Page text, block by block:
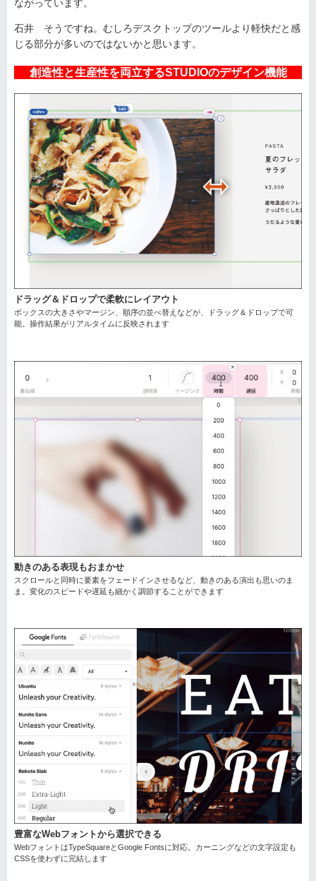
ながっています。
石井 そうですね。むしろデスクトップのツールより軽快だと感
じる部分が多いのではないかと思います。
創造性と生産性を両立するSTUDIOのデザイン機能
ドラッグ＆ドロップで柔軟にレイアウト
ボックスの大きさやマージン、順序の並べ替えなどが、ドラッグ＆ドロップで可
能。操作結果がリアルタイムに反映されます
動きのある表現もおまかせ
スクロールと同時に要素をフェードインさせるなど、動きのある演出も思いのま
ま。変化のスピードや遅延も細かく調節することができます
豊富なWebフォントから選択できる
WebフォントはTypeSquareとGoogle Fontsに対応。カーニングなどの文字設定も
CSSを使わずに完結します